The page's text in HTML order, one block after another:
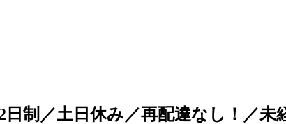
日制／土日休み／再配達なし！／